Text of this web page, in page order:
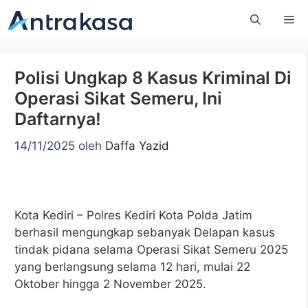
Langsung
ke
Polisi Ungkap 8 Kasus Kriminal Di
Operasi Sikat Semeru, Ini
Daftarnya!
14/11/2025 oleh Daffa Yazid
Kota Kediri – Polres Kediri Kota Polda Jatim
berhasil mengungkap sebanyak Delapan kasus
tindak pidana selama Operasi Sikat Semeru 2025
yang berlangsung selama 12 hari, mulai 22
Oktober hingga 2 November 2025.